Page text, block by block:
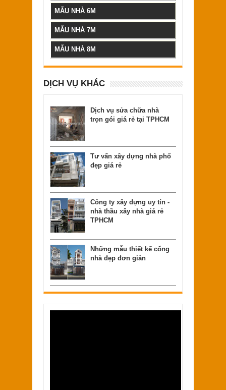
MẪU NHÀ 6M
MẪU NHÀ 7M
MẪU NHÀ 8M
DỊCH VỤ KHÁC
Dịch vụ sửa chữa nhà
trọn gói giá rẻ tại TPHCM
Tư vấn xây dựng nhà phố
đẹp giá rẻ
Công ty xây dựng uy tín -
nhà thầu xây nhà giá rẻ
TPHCM
Những mẫu thiết kế cổng
nhà đẹp đơn giản